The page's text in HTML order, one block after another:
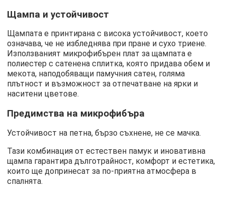
Щампа и устойчивост
Щампата е принтирана с висока устойчивост, което
означава, че не избледнява при пране и сухо триене.
Използваният микрофибърен плат за щампата е
полиестер с сатенена сплитка, която придава обем и
мекота, наподобяващи памучния сатен, голяма
плътност и възможност за отпечатване на ярки и
наситени цветове.
Предимства на микрофибъра
Устойчивост на петна, бързо съхнене, не се мачка.
Тази комбинация от естествен памук и иновативна
щампа гарантира дълготрайност, комфорт и естетика,
които ще допринесат за по-приятна атмосфера в
спалнята.